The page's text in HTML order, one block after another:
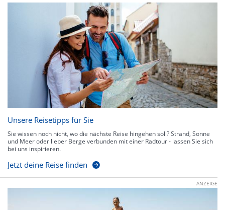
Unsere Reisetipps für Sie
Sie wissen noch nicht, wo die nächste Reise hingehen soll? Strand, Sonne
und Meer oder lieber Berge verbunden mit einer Radtour - lassen Sie sich
bei uns inspirieren.
Jetzt deine Reise finden
ANZEIGE